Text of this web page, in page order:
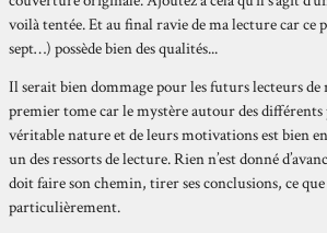
voilà tentée. Et au final ravie de ma lecture car ce
sept…) possède bien des qualités...
Il serait bien dommage pour les futurs lecteurs de
premier tome car le mystère autour des différents
véritable nature et de leurs motivations est bien
un des ressorts de lecture. Rien n’est donné
doit faire son chemin, tirer ses conclusions, ce que
particulièrement.